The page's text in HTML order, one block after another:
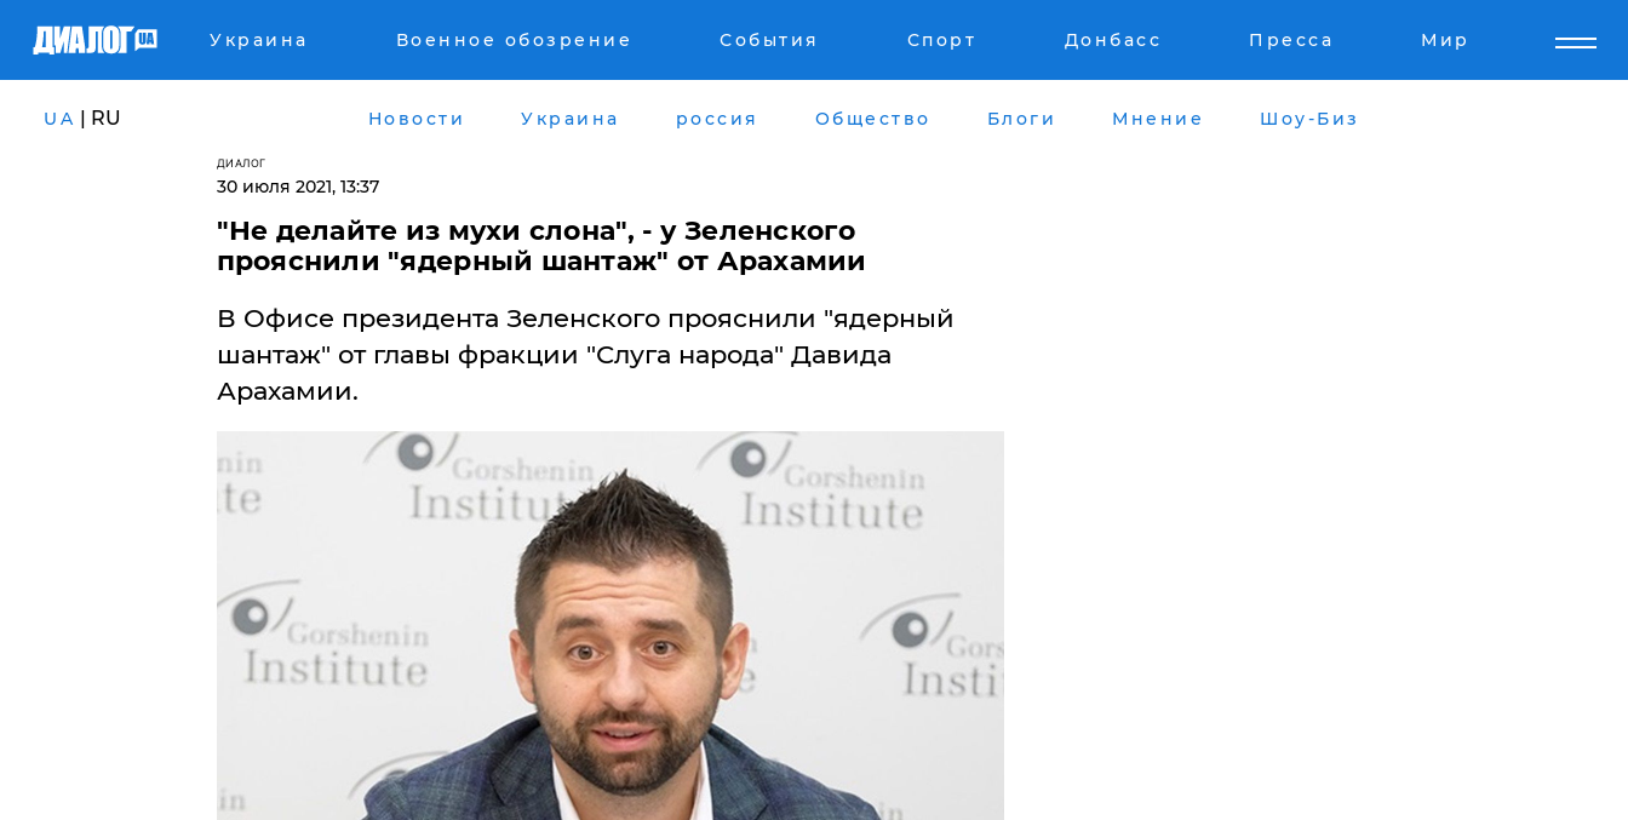
Украина Военное обозрение События Спорт Донбасс Пресса Мир
UA | RU Новости Украина россия Общество Блоги Мнение Шоу-Биз
ДИАЛОГ
30 июля 2021, 13:37
"Не делайте из мухи слона", - у Зеленского
прояснили "ядерный шантаж" от Арахамии
В Офисе президента Зеленского прояснили "ядерный
шантаж" от главы фракции "Слуга народа" Давида
Арахамии.